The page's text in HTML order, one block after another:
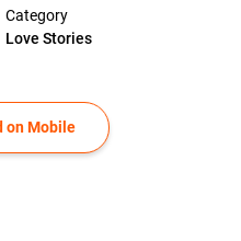
Category
Love Stories
on Mobile